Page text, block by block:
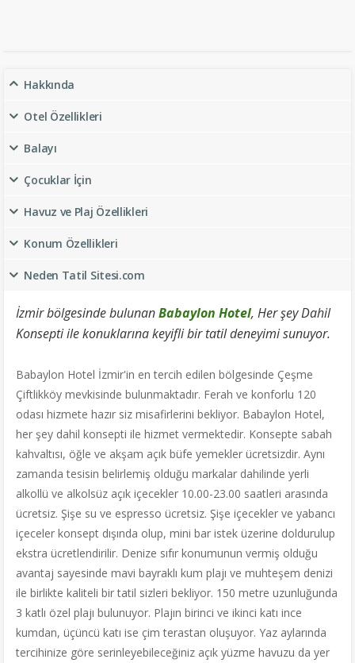
Hakkında
Otel Özellikleri
Balayı
Çocuklar İçin
Havuz ve Plaj Özellikleri
Konum Özellikleri
Neden Tatil Sitesi.com
İzmir bölgesinde bulunanBabaylon Hotel, Her şey Dahil
Konsepti ile konuklarına keyifli bir tatil deneyimi sunuyor.
Babaylon Hotel İzmir'in en tercih edilen bölgesinde Çeşme
Çiftlikköy mevkisinde bulunmaktadır. Ferah ve konforlu 120
odası hizmete hazır siz misafirlerini bekliyor. Babaylon Hotel,
her şey dahil konsepti ile hizmet vermektedir. Konsepte sabah
kahvaltısı, öğle ve akşam açık büfe yemekler ücretsizdir. Aynı
zamanda tesisin belirlemiş olduğu markalar dahilinde yerli
alkollü ve alkolsüz açık içecekler 10.00-23.00 saatleri arasında
ücretsiz. Şişe su ve espresso ücretsiz. Şişe içecekler ve yabancı
içeceler konsept dışında olup, mini bar istek üzerine doldurulup
ekstra ücretlendirilir. Denize sıfır konumunun vermiş olduğu
avantaj sayesinde mavi bayraklı kum plajı ve muhteşem denizi
ile birlikte kaliteli bir tatil sizleri bekliyor. 150 metre uzunluğunda
3 katlı özel plajı bulunuyor. Plajın birinci ve ikinci katı ince
kumdan, üçüncü katı ise çim terastan oluşuyor. Yaz aylarında
tercihinize göre serinleyebileceğiniz açık yüzme havuzu da yer